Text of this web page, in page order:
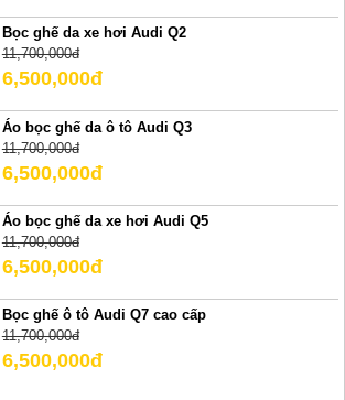
Bọc ghế da xe hơi Audi Q2
11,700,000đ
6,500,000đ
Áo bọc ghế da ô tô Audi Q3
11,700,000đ
6,500,000đ
Áo bọc ghế da xe hơi Audi Q5
11,700,000đ
6,500,000đ
Bọc ghế ô tô Audi Q7 cao cấp
11,700,000đ
6,500,000đ